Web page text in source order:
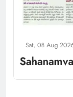
Sat, 08 Aug